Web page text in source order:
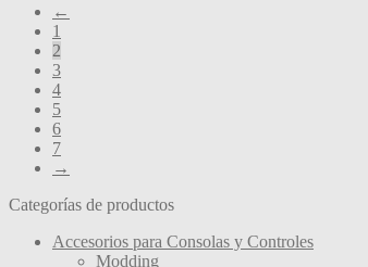
←
1
2
3
4
5
6
7
→
Categorías de productos
Accesorios para Consolas y Controles
Modding